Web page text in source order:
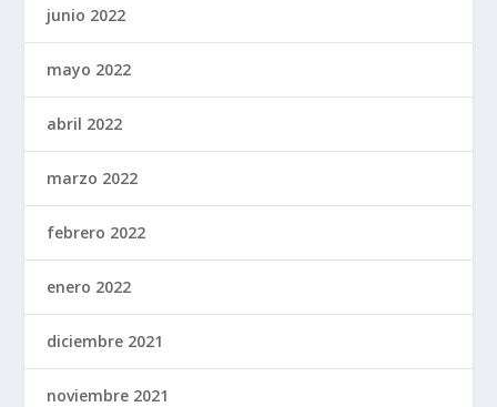
junio 2022
mayo 2022
abril 2022
marzo 2022
febrero 2022
enero 2022
diciembre 2021
noviembre 2021